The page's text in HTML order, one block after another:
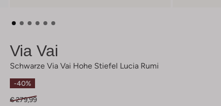
Via Vai
Schwarze Via Vai Hohe Stiefel Lucia Rumi
-40%
€ 279,99